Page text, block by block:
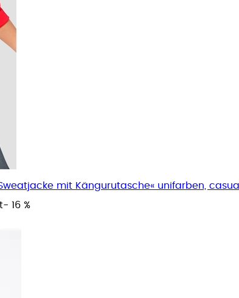
mit Kängurutasche« unifarben,
- 16 %